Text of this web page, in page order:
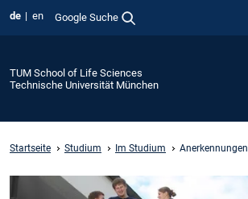
de en Google Suche
TUM School of Life Sciences
Technische Universität München
Startseite Studium Im Studium Anerkennungen